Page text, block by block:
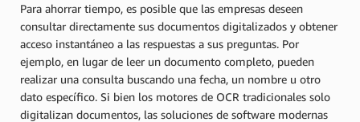
Para ahorrar tiempo, es posible que las empresas deseen
consultar directamente sus documentos digitalizados y obtener
acceso instantáneo a las respuestas a sus preguntas. Por
ejemplo, en lugar de leer un documento completo, pueden
realizar una consulta buscando una fecha, un nombre u otro
dato específico. Si bien los motores de OCR tradicionales solo
digitalizan documentos, las soluciones de software modernas